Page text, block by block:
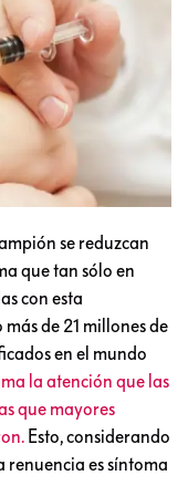
se reduzcan
que tan sólo en
con esta
de 21 millones de
en el mundo
la atención que las
que mayores
Esto, considerando
renuencia es síntoma